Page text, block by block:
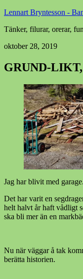
Lennart Bryntesson -
Tänker, filurar, orerar,
oktober 28, 2019
GRUND-
Jag har blivit med
Det har varit en
helt halvt år haft vådligt
ska bli mer än en
Nu när väggar å tak
berätta historien.